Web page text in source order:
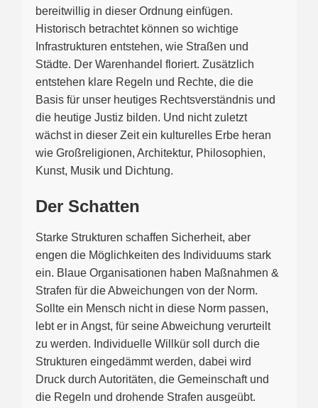
bereitwillig in dieser Ordnung einfügen.
Historisch betrachtet können so wichtige
Infrastrukturen entstehen, wie Straßen und
Städte. Der Warenhandel floriert. Zusätzlich
entstehen klare Regeln und Rechte, die die
Basis für unser heutiges Rechtsverständnis und
die heutige Justiz bilden. Und nicht zuletzt
wächst in dieser Zeit ein kulturelles Erbe heran
wie Großreligionen, Architektur, Philosophien,
Kunst, Musik und Dichtung.
Der Schatten
Starke Strukturen schaffen Sicherheit, aber
engen die Möglichkeiten des Individuums stark
ein. Blaue Organisationen haben Maßnahmen &
Strafen für die Abweichungen von der Norm.
Sollte ein Mensch nicht in diese Norm passen,
lebt er in Angst, für seine Abweichung verurteilt
zu werden. Individuelle Willkür soll durch die
Strukturen eingedämmt werden, dabei wird
Druck durch Autoritäten, die Gemeinschaft und
die Regeln und drohende Strafen ausgeübt.